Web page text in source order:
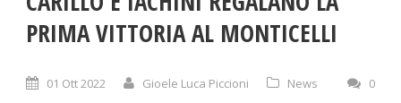
PRIMA VITTORIA AL MONTICELLI
01 Ott 2022 Gioele Luca Piccioni News 0